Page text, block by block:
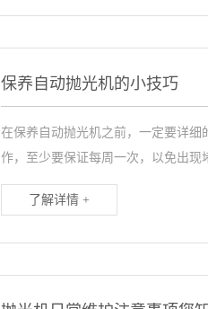
保养自动抛光机的小技巧
在保养自动抛光机之前，一定要详
作，至少要保证每周一次，以免出现
了解详情 +